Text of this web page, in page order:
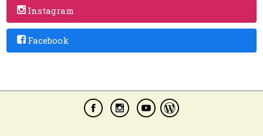
Instagram
Facebook